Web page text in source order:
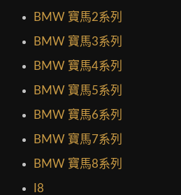
BMW 寶馬2系列
BMW 寶馬3系列
BMW 寶馬4系列
BMW 寶馬5系列
BMW 寶馬6系列
BMW 寶馬7系列
BMW 寶馬8系列
I8